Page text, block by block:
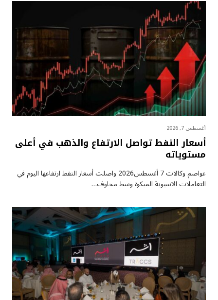
أغسطس 7, 2026
أسعار النفط تواصل الارتفاع والذهب في أعلى
مستوياته
عواصم وكالات 7 أغسطس2026 واصلت أسعار ⁠النفط ارتفاعها اليوم في
التعاملات الآسيوية المبكرة وسط مخاوف…